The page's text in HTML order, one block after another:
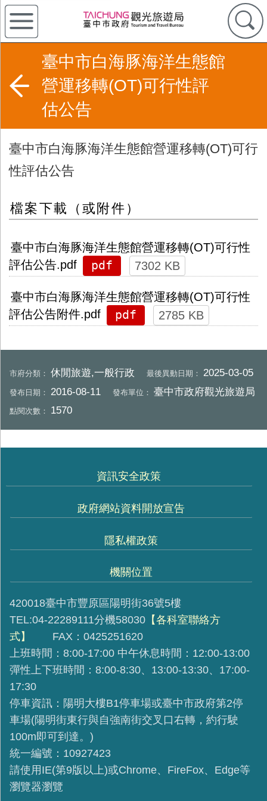
臺中市白海豚海洋生態館
營運移轉(OT)可行性評
估公告
臺中市白海豚海洋生態館營運移轉(OT)可行
性評估公告
檔案下載（或附件）
臺中市白海豚海洋生態館營運移轉(OT)可行性
評估公告.pdf
pdf 7302 KB
臺中市白海豚海洋生態館營運移轉(OT)可行性
評估公告附件.pdf
pdf 2785 KB
市府分類：休閒旅遊,一般行政 最後異動日期：2025-03-05
發布日期： 2016-08-11 發布單位：臺中市政府觀光旅遊局
點閱次數： 1570
資訊安全政策
政府網站資料開放宣告
隱私權政策
機關位置
420018臺中市豐原區陽明街36號5樓
TEL:04-22289111分機58030 【各科室聯絡方
式】
FAX：0425251620
上班時間：8:00-17:00 中午休息時間：12:00-13:00
彈性上下班時間：8:00-8:30、13:00-13:30、17:00-
17:30
停車資訊：陽明大樓B1停車場或臺中市政府第2停
車場(陽明街東行與自強南街交叉口右轉，約行駛
100m即可到達。)
統一編號：10927423
請使用IE(第9版以上)或Chrome、FireFox、Edge等
瀏覽器瀏覽